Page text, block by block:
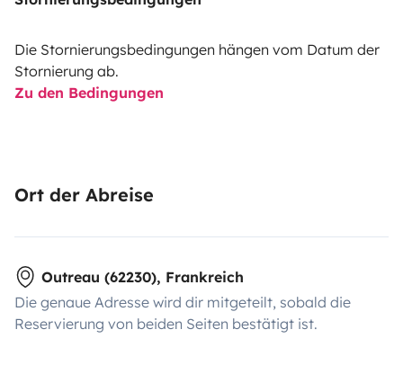
Die Stornierungsbedingungen hängen vom Datum der
Stornierung ab.
Zu den Bedingungen
Ort der Abreise
Outreau (62230), Frankreich
Die genaue Adresse wird dir mitgeteilt, sobald die
Reservierung von beiden Seiten bestätigt ist.